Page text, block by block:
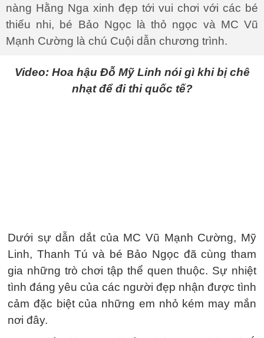
nàng Hằng Nga xinh đẹp tới vui chơi với các bé
thiếu nhi, bé Bảo Ngọc là thỏ ngọc và MC Vũ
Mạnh Cường là chú Cuội dẫn chương trình.
Video: Hoa hậu Đỗ Mỹ Linh nói gì khi bị chê
nhạt để đi thi quốc tế?
Dưới sự dẫn dắt của MC Vũ Mạnh Cường, Mỹ
Linh, Thanh Tú và bé Bảo Ngọc đã cùng tham
gia những trò chơi tập thể quen thuộc. Sự nhiệt
tình đáng yêu của các người đẹp nhận được tình
cảm đặc biệt của những em nhỏ kém may mắn
nơi đây.